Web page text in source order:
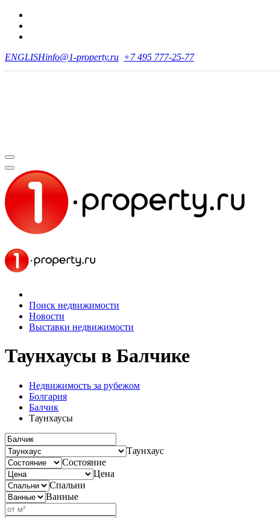
ENGLISHinfo@1-property.ru +7 495 777-25-77
Поиск недвижимости
Новости
Выставки недвижимости
Таунхаусы в Балчике
Недвижимость за рубежом
Болгария
Балчик
Таунхаусы
Таунхаус
Состояние
Цена
Спальни
Ванные